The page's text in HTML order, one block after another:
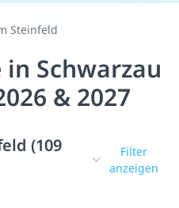
Steinfeld
Schwarzau
& 2027
(109
Filter
anzeigen